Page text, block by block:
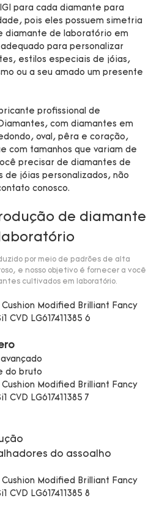
para cada diamante para
pois eles possuem simetria
diamante de laboratório em
para personalizar
estilos especiais de jóias,
ou a seu amado um presente
profissional de
com diamantes em
oval, pêra e coração,
com tamanhos que variam de
precisar de diamantes de
de jóias personalizados, não
conosco.
de diamante
por meio de padrões de alta
e nosso objetivo é fornecer a você
cultivados em laboratório.
do bruto
do assoalho